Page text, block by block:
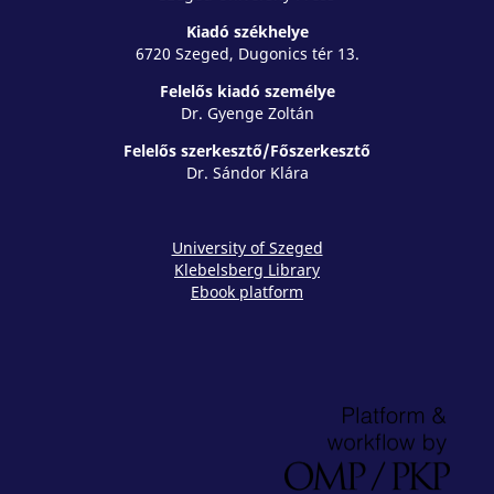
Kiadó székhelye
6720 Szeged, Dugonics tér 13.
Felelős kiadó személye
Dr. Gyenge Zoltán
Felelős szerkesztő/Főszerkesztő
Dr. Sándor Klára
University of Szeged
Klebelsberg Library
Ebook platform